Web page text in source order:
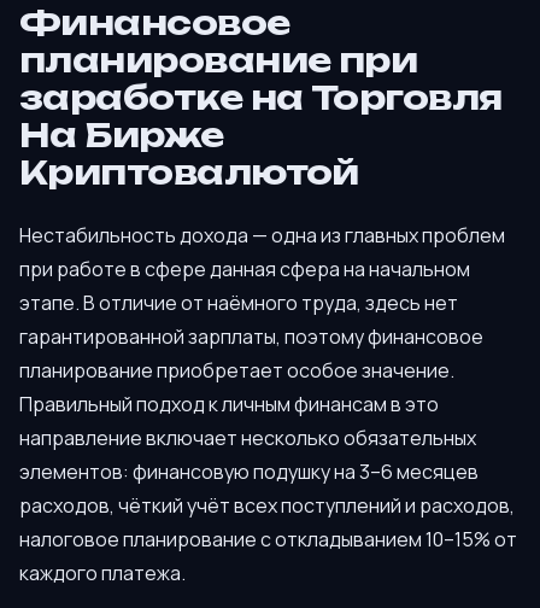
Финансовое
планирование при
заработке на Торговля
На Бирже
Криптовалютой
Нестабильность дохода — одна из главных проблем
при работе в сфере данная сфера на начальном
этапе. В отличие от наёмного труда, здесь нет
гарантированной зарплаты, поэтому финансовое
планирование приобретает особое значение.
Правильный подход к личным финансам в это
направление включает несколько обязательных
элементов: финансовую подушку на 3–6 месяцев
расходов, чёткий учёт всех поступлений и расходов,
налоговое планирование с откладыванием 10–15% от
каждого платежа.